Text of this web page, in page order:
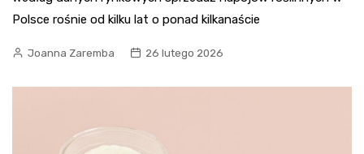
Polsce rośnie od kilku lat o ponad kilkanaście
Joanna Zaremba 26 lutego 2026